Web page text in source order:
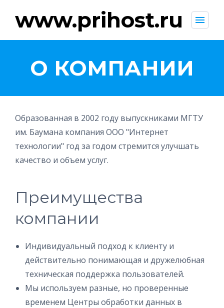
www.prihost.ru menu
О КОМПАНИИ
Образованная в 2002 году выпускниками МГТУ
им. Баумана компания ООО "Интернет
технологии" год за годом стремится улучшать
качество и объем услуг.
Преимущества
компании
Индивидуальный подход к клиенту и
действительно понимающая и дружелюбная
техническая поддержка пользователей.
Мы используем разные, но проверенные
временем Центры обработки данных в